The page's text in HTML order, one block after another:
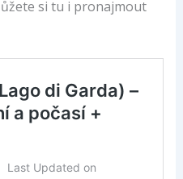
si tu i pronajmout